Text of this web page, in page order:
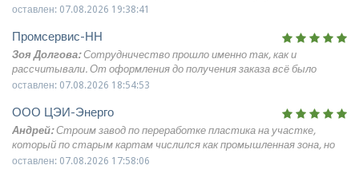
дальше.
оставлен: 07.08.2026 19:38:41
Промсервис-НН
Зоя Долгова:Сотрудничество прошло именно так, как и
рассчитывали. От оформления до получения заказа всё было
организовано без лишних вопросов и задержек. Надежная компания
оставлен: 07.08.2026 18:54:53
ООО ЦЭИ-Энерго
Андрей:Строим завод по переработке пластика на участке,
который по старым картам числился как промышленная зона, но
оказался свалкой. Заказали инженерные изыскания. Ваши
оставлен: 07.08.2026 17:58:06